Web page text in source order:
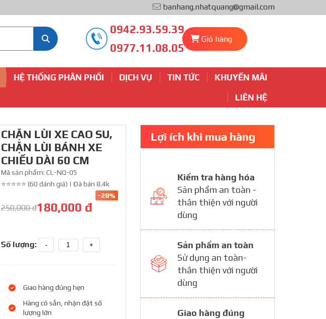
banhang.nhatquang@gmail.com
0942.93.59.39
0977.11.08.05
Giỏ hàng
HỆ THỐNG PHÂN PHỐI DỊCH VỤ TIN TỨC
KHUYẾN MÃI
LIÊN HỆ
CHẶN LÙI XE CAO SU,
CHẶN LÙI BÁNH XE
CHIỀU DÀI 60 CM
Mã sản phẩm: CL-NQ-05
⭐⭐⭐⭐⭐ (60 đánh giá) | Đã bán 8.4k
250,000 đ180,000 đ
-28%
Số lượng: - +
Giao hàng đúng hẹn
Hàng có sẵn, nhận đặt số
lượng lớn
Lợi ích khi mua hàng
Kiểm tra hàng hóa
Sản phẩm an toàn -
thân thiện với người
dùng
Sản phẩm an toàn
Sử dụng an toàn-
thân thiện với người
dùng
Giao hàng đúng